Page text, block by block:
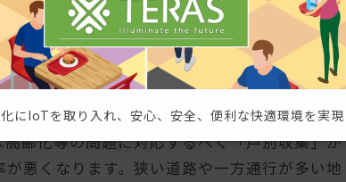
にIoTを取り入れ、安心、安全、便利な快適環境を実
る必要がありました。作業員が直にゴミの堆
からです。そのため仮にゴミが溜まっていな
齢化等の問題に対応するべく「戸別収集」が
悪くなります。狭い道路や一方通行が多い地